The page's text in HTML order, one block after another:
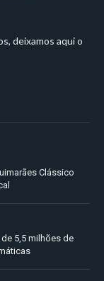
deixamos aqui o
Clássico
5,5 milhões de